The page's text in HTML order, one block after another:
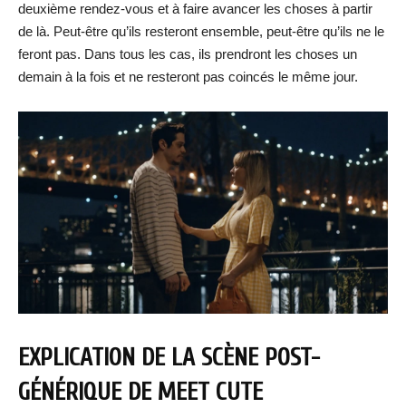
deuxième rendez-vous et à faire avancer les choses à partir
de là. Peut-être qu’ils resteront ensemble, peut-être qu’ils ne le
feront pas. Dans tous les cas, ils prendront les choses un
demain à la fois et ne resteront pas coincés le même jour.
EXPLICATION DE LA SCÈNE POST-
GÉNÉRIQUE DE MEET CUTE